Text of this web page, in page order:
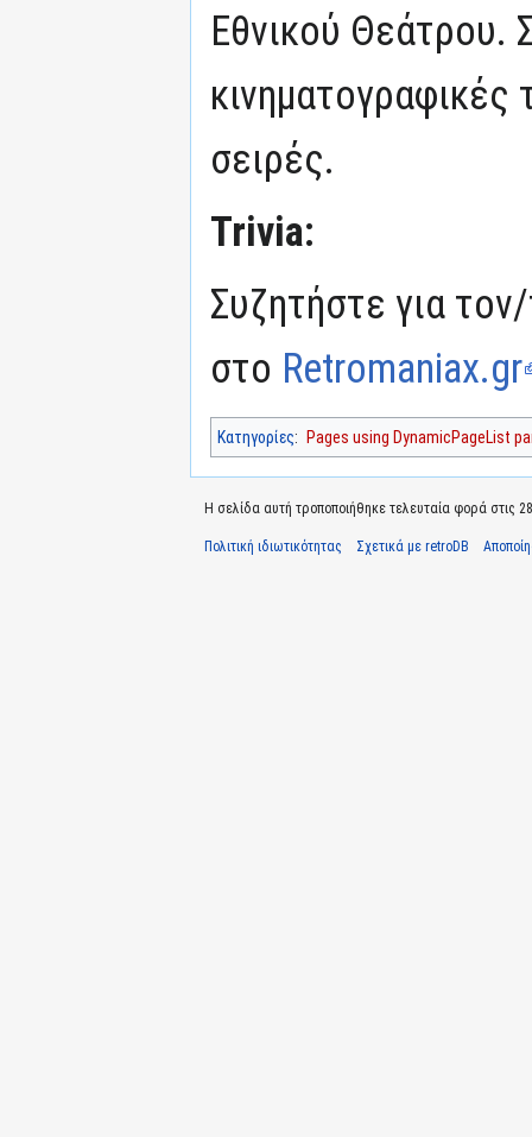
Εθνικού Θεάτρου.
κινηματογραφικές
σειρές.
Trivia:
Συζητήστε για
στο Retromaniax.gr
Κατηγορίες: Pages using DynamicPageList
Η σελίδα αυτή τροποποιήθηκε τελευταία φορά στις 28
Πολιτική ιδιωτικότητας Σχετικά με retroDB